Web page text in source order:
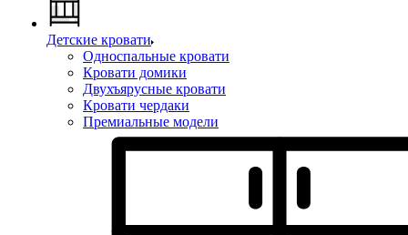
Детские кровати
Односпальные кровати
Кровати домики
Двухъярусные кровати
Кровати чердаки
Премиальные модели